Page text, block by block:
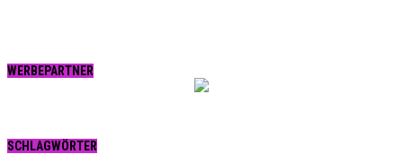
WERBEPARTNER
SCHLAGWÖRTER